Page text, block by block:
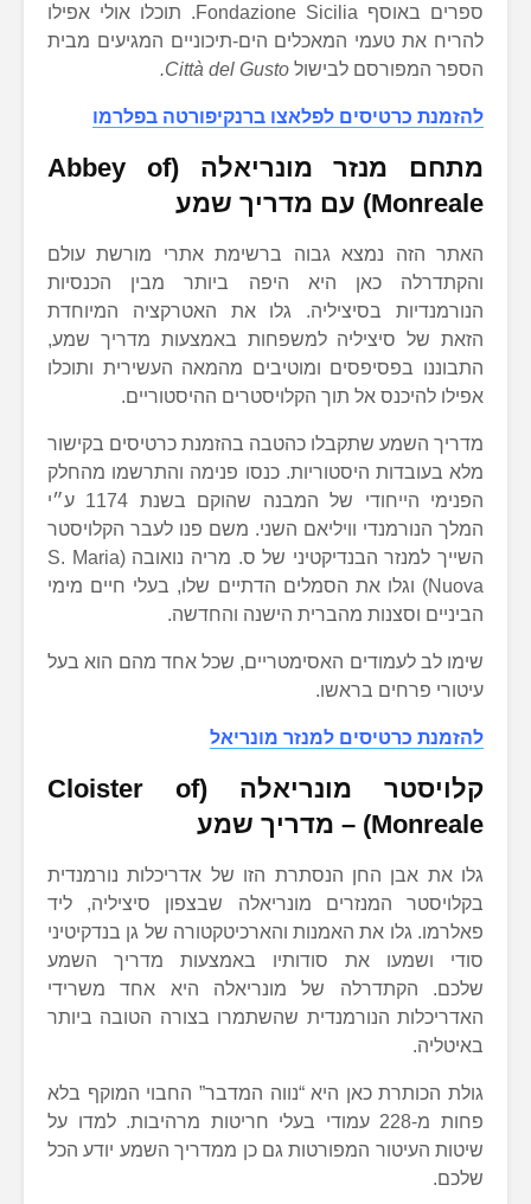
ספרים באוסף Fondazione Sicilia. תוכלו אולי אפילו
להריח את טעמי המאכלים הים-תיכוניים המגיעים מבית
הספר המפורסם לבישול Città del Gusto
.
להזמנת כרטיסים לפלאצו ברנקיפורטה בפלרמו
מתחם מנזר מונריאלה (Abbey of
Monreale) עם מדריך שמע
האתר הזה נמצא גבוה ברשימת אתרי מורשת עולם
והקתדרלה כאן היא היפה ביותר מבין הכנסיות
הנורמנדיות בסיציליה. גלו את האטרקציה המיוחדת
הזאת של סיציליה למשפחות באמצעות מדריך שמע,
התבוננו בפסיפסים ומוטיבים מהמאה העשירית ותוכלו
אפילו להיכנס אל תוך הקלויסטרים ההיסטוריים.
מדריך השמע שתקבלו כהטבה בהזמנת כרטיסים בקישור
מלא בעובדות היסטוריות. כנסו פנימה והתרשמו מהחלק
הפנימי הייחודי של המבנה שהוקם בשנת 1174 ע״י
המלך הנורמנדי וויליאם השני. משם פנו לעבר הקלויסטר
השייך למנזר הבנדיקטיני של ס. מריה נואובה (S. Maria
Nuova) וגלו את הסמלים הדתיים שלו, בעלי חיים מימי
הביניים וסצנות מהברית הישנה והחדשה.
שימו לב לעמודים האסימטריים, שכל אחד מהם הוא בעל
עיטורי פרחים בראשו.
להזמנת כרטיסים למנזר מונריאל
קלויסטר מונריאלה (Cloister of
Monreale) – מדריך שמע
גלו את אבן החן הנסתרת הזו של אדריכלות נורמנדית
בקלויסטר המנזרים מונריאלה שבצפון סיציליה, ליד
פאלרמו. גלו את האמנות והארכיטקטורה של גן בנדקיטיני
סודי ושמעו את סודותיו באמצעות מדריך השמע
שלכם. הקתדרלה של מונריאלה היא אחד משרידי
האדריכלות הנורמנדית שהשתמרו בצורה הטובה ביותר
באיטליה.
גולת הכותרת כאן היא “נווה המדבר” החבוי המוקף בלא
פחות מ-228 עמודי בעלי חריטות מרהיבות. למדו על
שיטות העיטור המפורטות גם כן ממדריך השמע יודע הכל
שלכם.